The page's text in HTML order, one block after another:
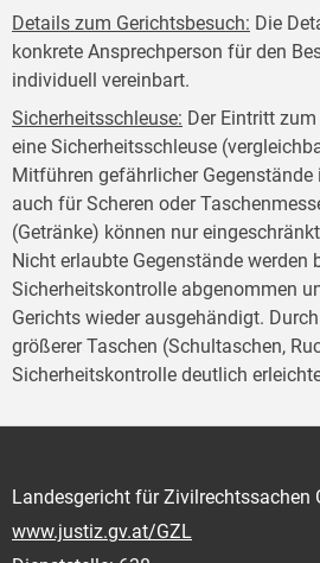
Details zum Gerichtsbesuch: Die
konkrete Ansprechperson für den
individuell vereinbart.
Sicherheitsschleuse: Der Eintritt
eine Sicherheitsschleuse
Mitführen gefährlicher
auch für Scheren oder
(Getränke) können nur
Nicht erlaubte Gegenstände werden
Sicherheitskontrolle abgenommen
Gerichts wieder ausgehändigt.
größerer Taschen (Schultaschen,
Sicherheitskontrolle deutlich
Landesgericht für Zivilrechtssachen
www.justiz.gv.at/GZL